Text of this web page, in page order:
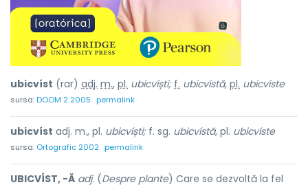
ubicvíst (rar) adj. m., pl. ubicvíști; f. ubicvístă, pl. ubicvíste
sursa:DOOM 2 2005 permalink
ubicvíst adj. m., pl. ubicvíști;f. sg. ubicvístă, pl. ubicvíste
sursa: Ortografic 2002 permalink
UBICVÍST, -Ă adj. (Despre plante) Care se dezvoltă la fel